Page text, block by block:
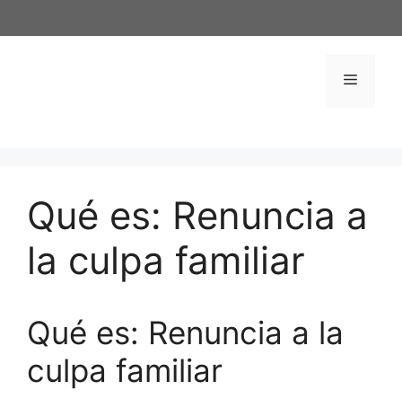
al
Menú
Qué es: Renuncia a
la culpa familiar
Qué es: Renuncia a la
culpa familiar